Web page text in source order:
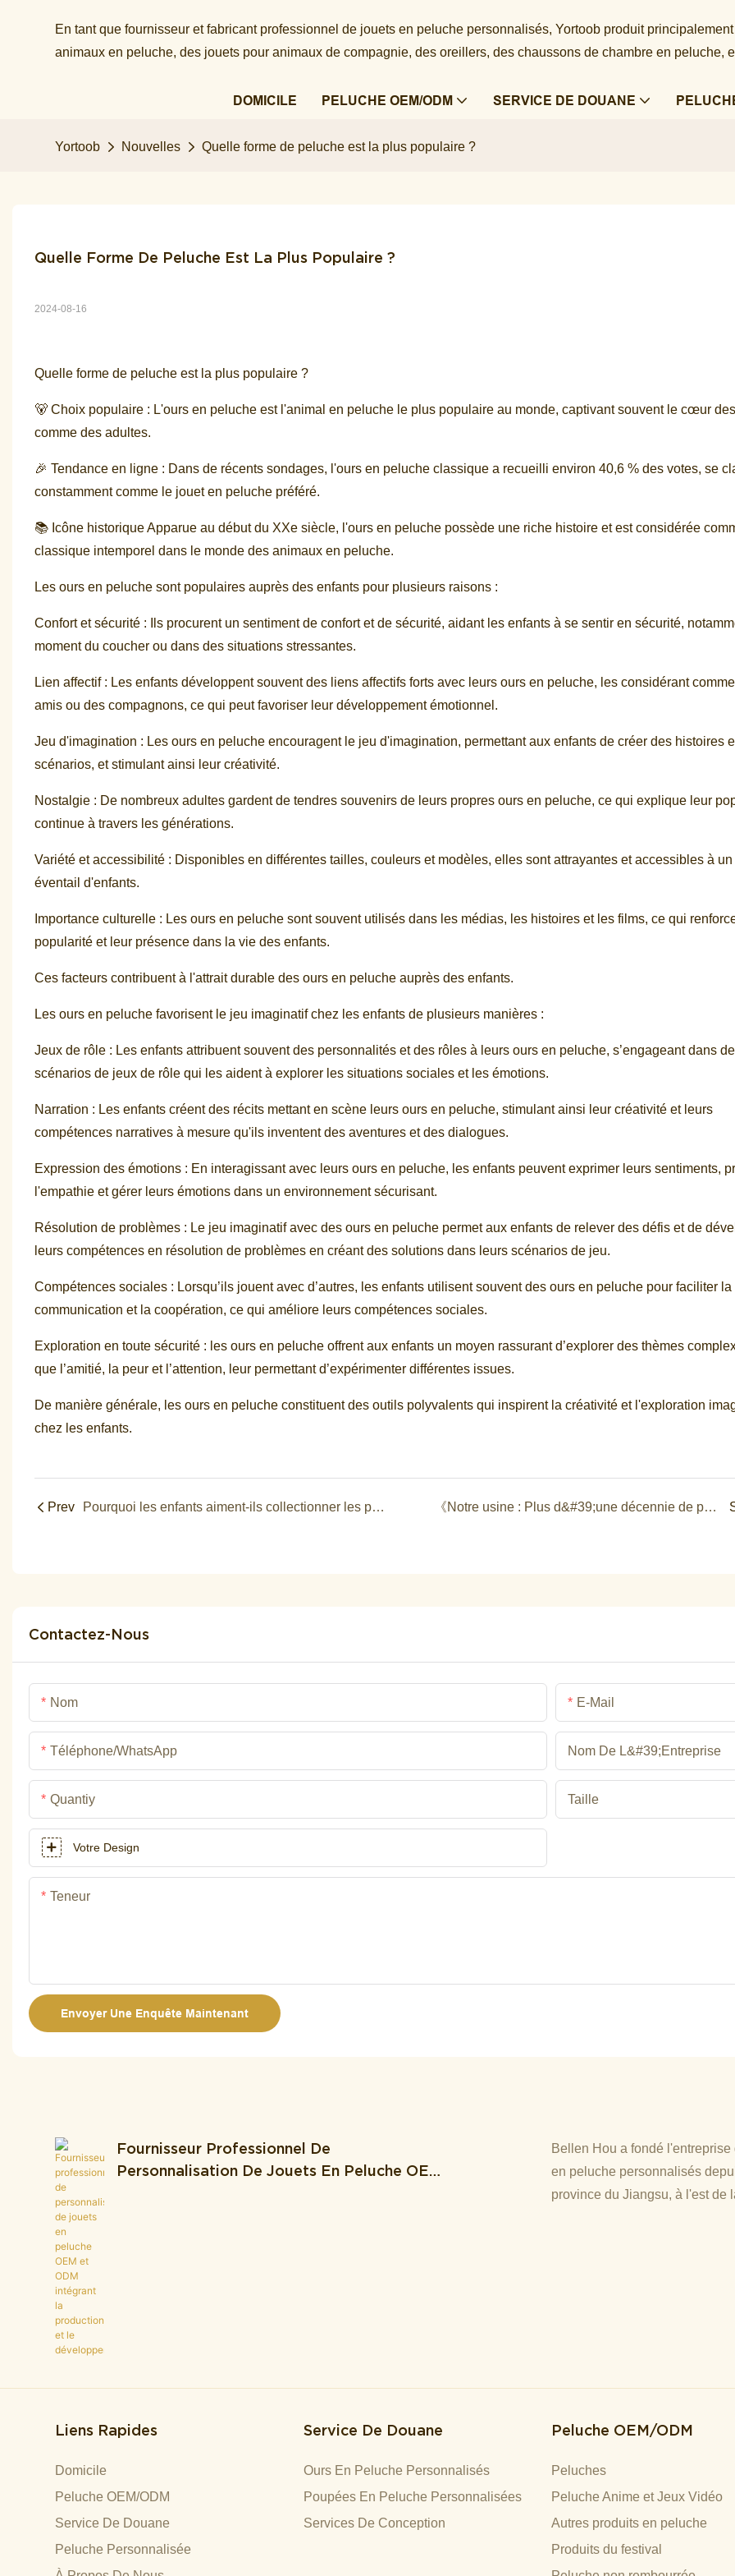
En tant que fournisseur et fabricant professionnel de jouets en peluche personnalisés, Yortoob produit
animaux en peluche, des jouets pour animaux de compagnie, des oreillers, des chaussons de chambre en peluche,
DOMICILE PELUCHE OEM/ODM SERVICE DE DOUANE
Yortoob Nouvelles Quelle forme de peluche est la plus populaire ?
Quelle Forme De Peluche Est La Plus Populaire ?
2024-08-16
Quelle forme de peluche est la plus populaire ?
🐻 Choix populaire : L'ours en peluche est l'animal en peluche le plus populaire au monde, captivant souvent le cœur
comme des adultes.
🎉 Tendance en ligne : Dans de récents sondages, l'ours en peluche classique a recueilli environ 40,6 % des votes, se
constamment comme le jouet en peluche préféré.
📚 Icône historique Apparue au début du XXe siècle, l'ours en peluche possède une riche histoire et est considérée
classique intemporel dans le monde des animaux en peluche.
Les ours en peluche sont populaires auprès des enfants pour plusieurs raisons :
Confort et sécurité : Ils procurent un sentiment de confort et de sécurité, aidant les enfants à se sentir en sécurité,
moment du coucher ou dans des situations stressantes.
Lien affectif : Les enfants développent souvent des liens affectifs forts avec leurs ours en peluche, les considérant
amis ou des compagnons, ce qui peut favoriser leur développement émotionnel.
Jeu d'imagination : Les ours en peluche encouragent le jeu d'imagination, permettant aux enfants de créer des histoires
scénarios, et stimulant ainsi leur créativité.
Nostalgie : De nombreux adultes gardent de tendres souvenirs de leurs propres ours en peluche, ce qui explique leur
continue à travers les générations.
Variété et accessibilité : Disponibles en différentes tailles, couleurs et modèles, elles sont attrayantes et accessibles à
éventail d'enfants.
Importance culturelle : Les ours en peluche sont souvent utilisés dans les médias, les histoires et les films, ce qui
popularité et leur présence dans la vie des enfants.
Ces facteurs contribuent à l'attrait durable des ours en peluche auprès des enfants.
Les ours en peluche favorisent le jeu imaginatif chez les enfants de plusieurs manières :
Jeux de rôle : Les enfants attribuent souvent des personnalités et des rôles à leurs ours en peluche, s’engageant dans
scénarios de jeux de rôle qui les aident à explorer les situations sociales et les émotions.
Narration : Les enfants créent des récits mettant en scène leurs ours en peluche, stimulant ainsi leur créativité et leurs
compétences narratives à mesure qu'ils inventent des aventures et des dialogues.
Expression des émotions : En interagissant avec leurs ours en peluche, les enfants peuvent exprimer leurs sentiments,
l'empathie et gérer leurs émotions dans un environnement sécurisant.
Résolution de problèmes : Le jeu imaginatif avec des ours en peluche permet aux enfants de relever des défis et de
leurs compétences en résolution de problèmes en créant des solutions dans leurs scénarios de jeu.
Compétences sociales : Lorsqu’ils jouent avec d’autres, les enfants utilisent souvent des ours en peluche pour faciliter la
communication et la coopération, ce qui améliore leurs compétences sociales.
Exploration en toute sécurité : les ours en peluche offrent aux enfants un moyen rassurant d’explorer des thèmes
que l’amitié, la peur et l’attention, leur permettant d’expérimenter différentes issues.
De manière générale, les ours en peluche constituent des outils polyvalents qui inspirent la créativité et l'exploration
chez les enfants.
Prev Pourquoi les enfants aiment-ils collectionner les peluches d&#39;anime ? 《Notre usine : Plus d&#39;une décennie de personnalisation de peluches》
Contactez-Nous
Nom E-Mail
Téléphone/WhatsApp Nom De L&#39;entreprise
Quantiy Taille
Votre Design
Teneur
Envoyer Une Enquête Maintenant
Fournisseur Professionnel De
Personnalisation De Jouets En Peluche OEM
Bellen Hou a fondé
en peluche personnalisés
province du Jiangsu, à l'est de
Liens Rapides
Domicile
Peluche OEM/ODM
Service De Douane
Peluche Personnalisée
Service De Douane
Ours En Peluche Personnalisés
Poupées En Peluche Personnalisées
Services De Conception
Peluche OEM/ODM
Peluches
Peluche Anime et Jeux Vidéo
Autres produits en peluche
Produits du festival